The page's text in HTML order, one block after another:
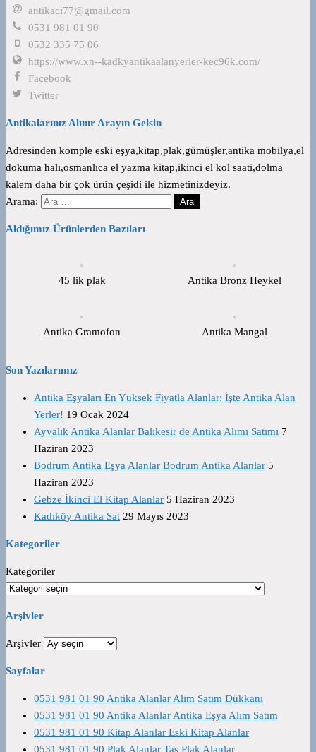
antikaci77@gmail.com
0531 981 01 90
0532 335 75 06
https://www.xn--kadkyantikaalanyerler-kec96k.com/
Facebook
Twitter
Antikalarınız Alınır Arayın Gelsin
Adresinden komple eski eşya,kitap,plak,gümüşler,antika mobilya,el
dokuma halı,osmanlıca el yazma kitap,ikinci el kol saati,dolma
kalem daha bir çok ürün çeşidi ile hizmetinizdeyiz.
Arama:
Aldığımız Ürünlerden Bazıları
45 lik plak Antika Bronz Heykel
Antika Gramofon Antika Mangal
Son Yazılarımız
Antika Eşyaları En Yüksek Fiyatla Alanlar: İşte Antika Alan
Yerler! 19 Ocak 2024
Ayvalık Antika Alanlar Balıkesir de Antika Alımı Satımı 7
Haziran 2023
Bodrum Antika Eşya Alanlar Bodrum Antika Alanlar 5
Haziran 2023
Gebze İkinci El Kitap Alanlar 5 Haziran 2023
Kadıköy Antika Sat 29 Mayıs 2023
Kategoriler
Kategoriler
Arşivler
Arşivler
Sayfalar
0531 981 01 90 Antika Alanlar Alım Satım Dükkanı
0531 981 01 90 Antika Alanlar Antika Eşya Alım Satım
0531 981 01 90 Kitap Alanlar Eski Kitap Alanlar
0531 981 01 90 Plak Alanlar Taş Plak Alanlar